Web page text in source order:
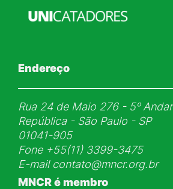
Endereço
Rua 24 de Maio 276 - 5ᵒ Andar
República - São Paulo - SP
01041-905
Fone+55(11) 3399-3475
E-mail contato@mncr.org.br
MNCR é membro